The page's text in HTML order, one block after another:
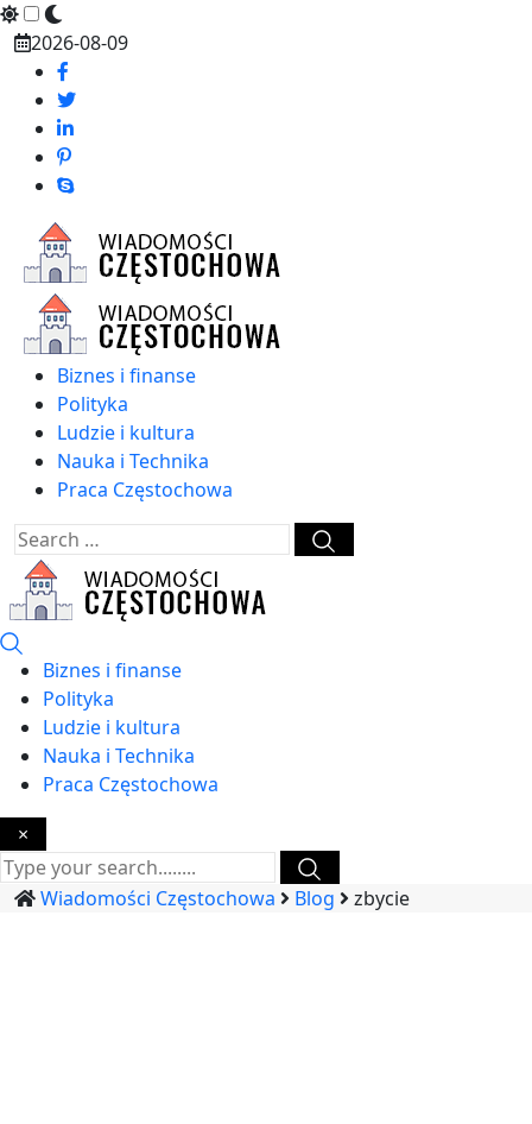
Skip
content
2026-08-09
Biznes i finanse
Polityka
Ludzie i kultura
Nauka i Technika
Praca Częstochowa
Biznes i finanse
Polityka
Ludzie i kultura
Nauka i Technika
Praca Częstochowa
×
Wiadomości Częstochowa Blog zbycie